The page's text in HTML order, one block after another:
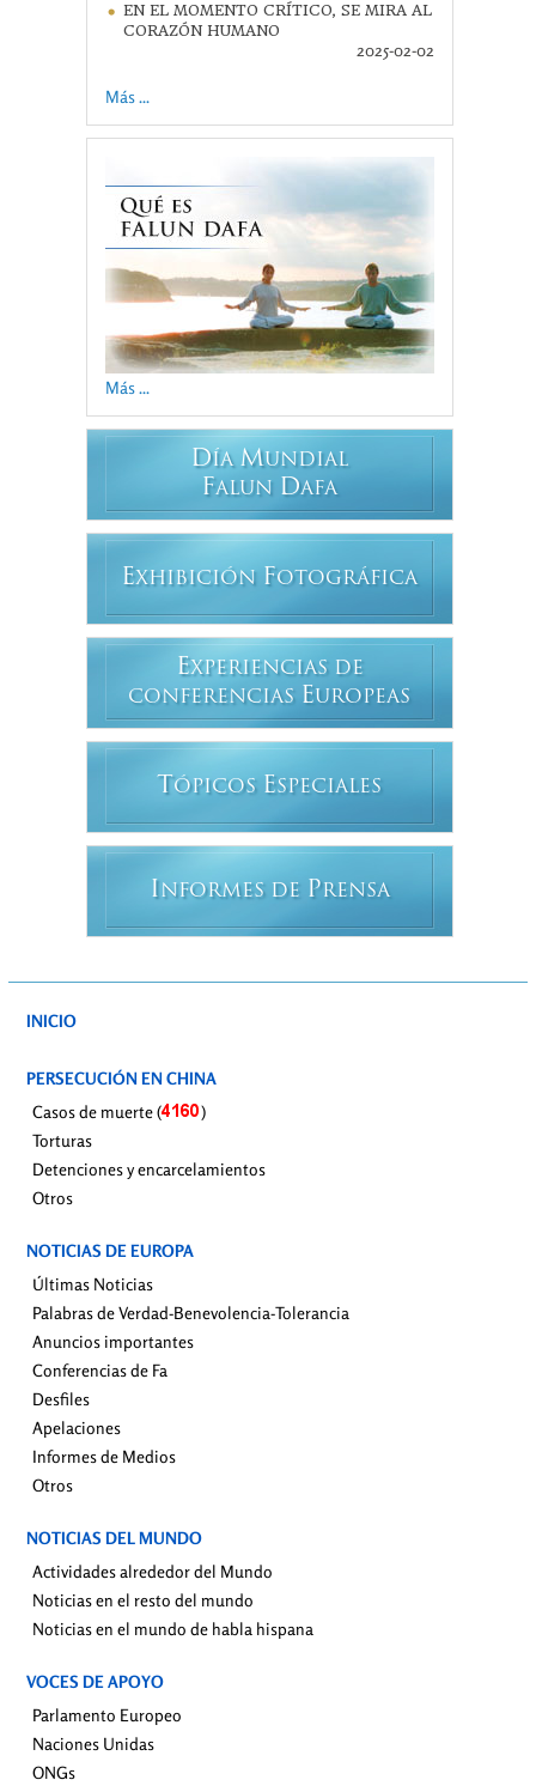
EN EL MOMENTO CRÍTICO, SE MIRA AL
CORAZÓN HUMANO
2025-02-02
Más ...
Más ...
DÍA MUNDIAL
FALUN DAFA
EXHIBICIÓN FOTOGRÁFICA
EXPERIENCIAS DE
CONFERENCIAS EUROPEAS
T ÓPICOS ESPECIALES
INFORMES DE PRENSA
INICIO
PERSECUCIÓN EN CHINA
Casos de muerte (
)
Torturas
Detenciones y encarcelamientos
Otros
NOTICIAS DE EUROPA
Últimas Noticias
Palabras de Verdad-Benevolencia-Tolerancia
Anuncios importantes
Conferencias de Fa
Desfiles
Apelaciones
Informes de Medios
Otros
NOTICIAS DEL MUNDO
Actividades alrededor del Mundo
Noticias en el resto del mundo
Noticias en el mundo de habla hispana
VOCES DE APOYO
Parlamento Europeo
Naciones Unidas
ONGs